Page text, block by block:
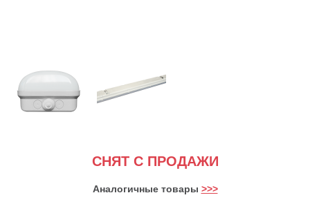
СНЯТ С ПРОДАЖИ
Аналогичные товары >>>